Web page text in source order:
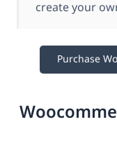
create your
Purchase